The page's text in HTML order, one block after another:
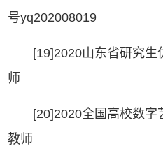
号yq202008019
[19]2020山东省研究生
师
[20]2020全国高校数字
教师